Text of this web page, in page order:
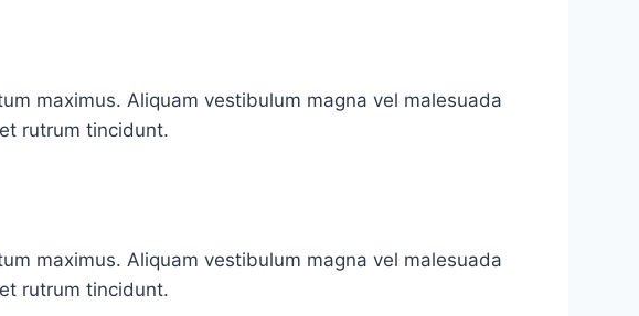
maximus. Aliquam vestibulum magna vel malesuada
rutrum tincidunt.
maximus. Aliquam vestibulum magna vel malesuada
rutrum tincidunt.